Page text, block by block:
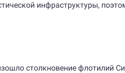
инфраструктуры,
столкновение флотилий